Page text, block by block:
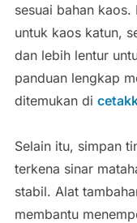
sesuai bahan
untuk kaos katun,
dan lebih lentur
panduan lengkap
ditemukan di
Selain itu, simpan
terkena sinar
stabil. Alat
membantu